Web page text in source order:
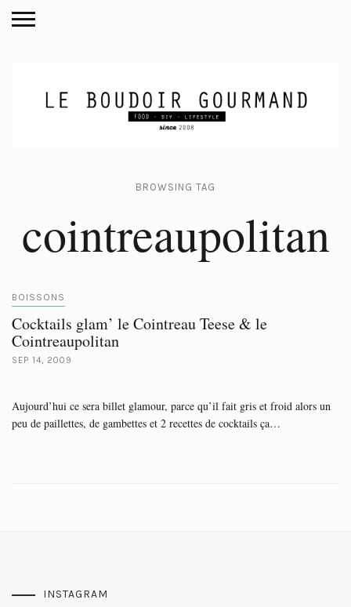
BROWSING TAG
cointreaupolitan
BOISSONS
Cocktails glam’ le Cointreau Teese & le
Cointreaupolitan
SEP 14, 2009
Aujourd’hui ce sera billet glamour, parce qu’il fait gris et froid alors un
peu de paillettes, de gambettes et 2 recettes de cocktails ça…
INSTAGRAM